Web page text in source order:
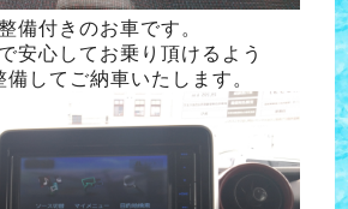
備付きのお車です。
安心してお乗り頂けるよう
備してご納車いたします。